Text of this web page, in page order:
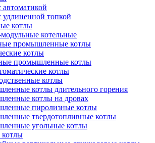
удлиненной топкой
котлы
котельные
промышленные котлы
котлы
промышленные котлы
котлы
котлы
котлы длительного горения
котлы на дровах
пиролизные котлы
твердотопливные котлы
угольные котлы